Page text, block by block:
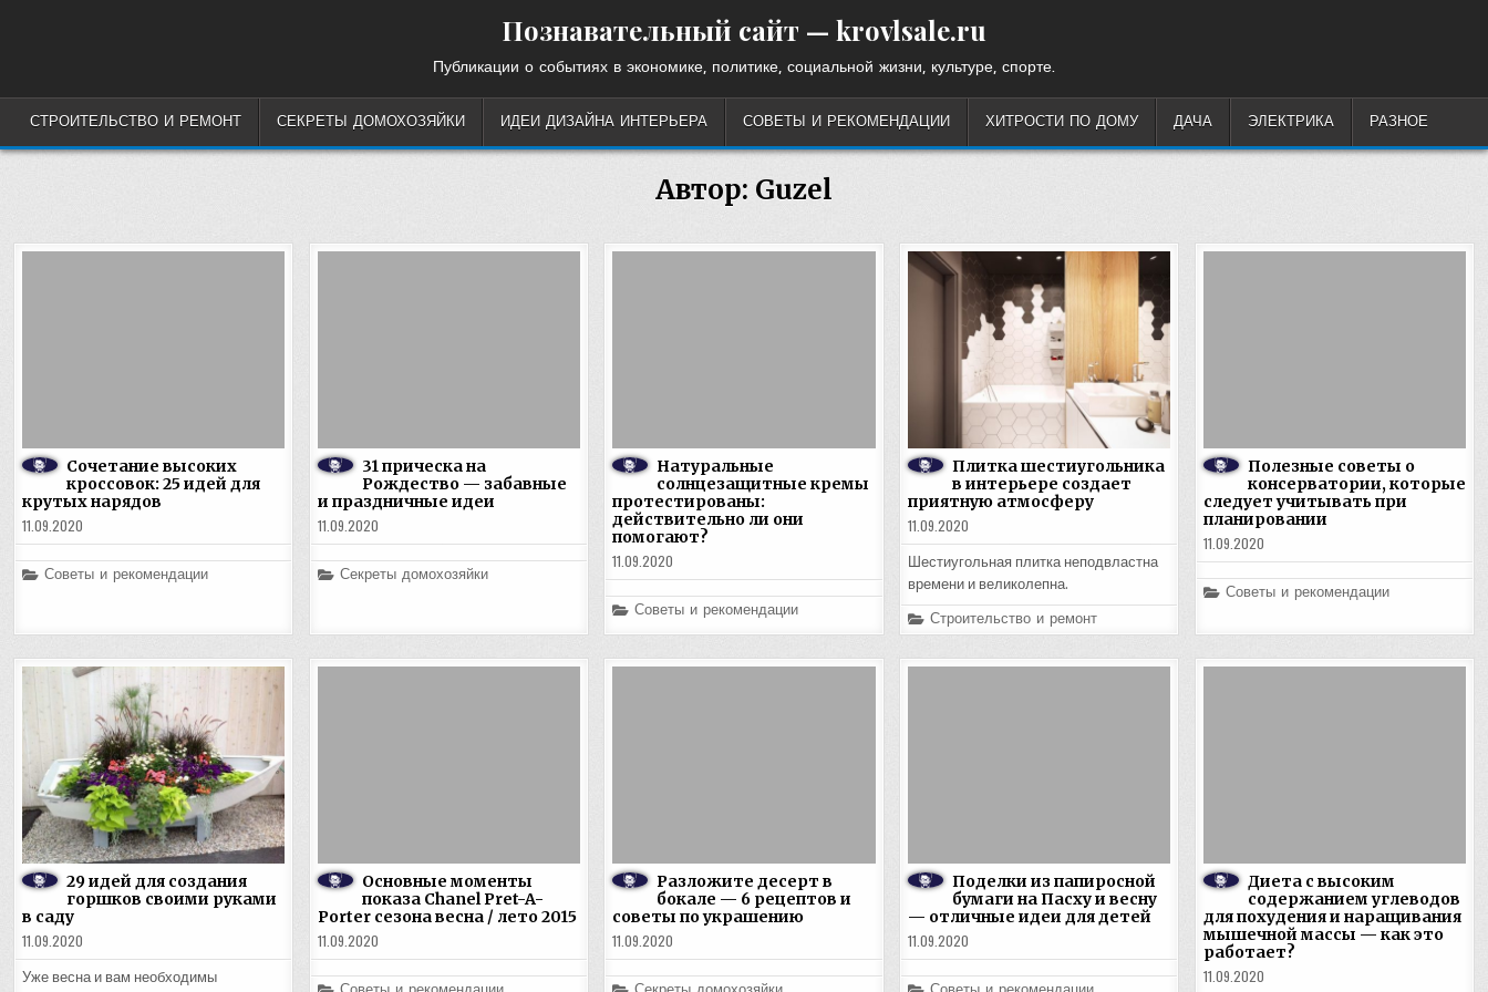
Познавательный сайт — krovlsale.ru
Публикации о событиях в экономике, политике, социальной жизни, культуре, спорте.
СТРОИТЕЛЬСТВО И РЕМОНТ СЕКРЕТЫ ДОМОХОЗЯЙКИ ИДЕИ ДИЗАЙНА ИНТЕРЬЕРА СОВЕТЫ И РЕКОМЕНДАЦИИ ХИТРОСТИ ПО ДОМУ ДАЧА ЭЛЕКТРИКА РАЗНОЕ
Автор: Guzel
Сочетание высоких
кроссовок: 25 идей для
крутых нарядов
11.09.2020
Posted
Советы и рекомендации
31 прическа на
Рождество — забавные
и праздничные идеи
11.09.2020
Posted
Секреты домохозяйки
Натуральные
солнцезащитные кремы
протестированы:
действительно ли они
помогают?
11.09.2020
Posted
Советы и рекомендации
Плитка шестиугольника
в интерьере создает
приятную атмосферу
11.09.2020
Шестиугольная плитка неподвластна
времени и великолепна.
Posted
in
Строительство и ремонт
Полезные советы о
консерватории, которые
следует учитывать при
планировании
11.09.2020
Posted
Советы и рекомендации
29 идей для создания
горшков своими руками
в саду
11.09.2020
Уже весна и вам необходимы
Основные моменты
показа Chanel Pret-A-
Porter сезона весна / лето 2015
11.09.2020
Разложите десерт в
бокале — 6 рецептов и
советы по украшению
11.09.2020
Поделки из папиросной
бумаги на Пасху и весну
— отличные идеи для детей
11.09.2020
Диета с высоким
содержанием углеводов
для похудения и наращивания
мышечной массы — как это
работает?
11.09.2020